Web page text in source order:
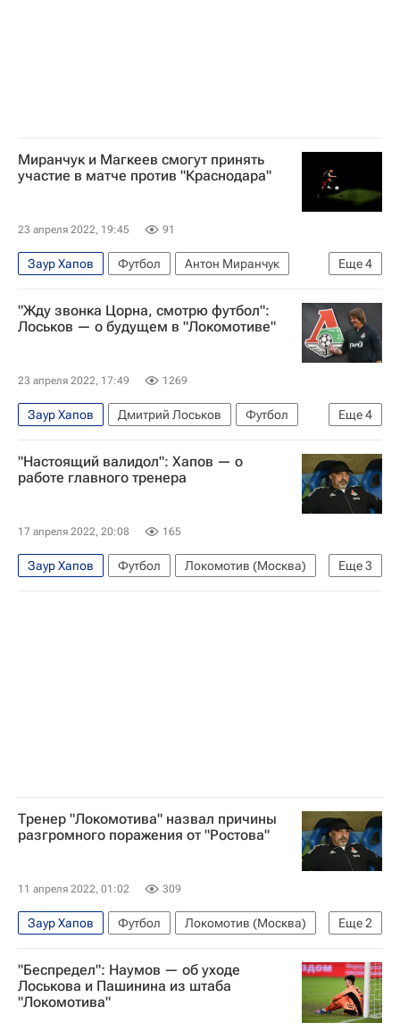
Миранчук и Магкеев смогут принять
участие в матче против "Краснодара"
23 апреля 2022, 19:45 91
Еще4
Заур Хапов Футбол
Антон Миранчук
Станислав Магкеев
Локомотив (Москва)
Краснодар
"Жду звонка Цорна, смотрю футбол":
Лоськов — о будущем в "Локомотиве"
23 апреля 2022, 17:49 1269
Еще4
Заур Хапов Дмитрий Лоськов
Футбол
Локомотив (Москва)
Олег Пашинин
Томас Цорн
Марвин Комппер
"Настоящий валидол": Хапов — о
работе главного тренера
17 апреля 2022, 20:08 165
Еще3
Заур Хапов Футбол
Локомотив (Москва)
Сочи
Ян Кухта Родриго (Родригао)
Тренер "Локомотива" назвал причины
разгромного поражения от "Ростова"
11 апреля 2022, 01:02 309
Еще2
Заур Хапов Футбол
Локомотив (Москва)
Ростов
РПЛ 2026-2027 (Чемпионат России по футболу)
"Беспредел": Наумов — об уходе
Лоськова и Пашинина из штаба
"Локомотива"